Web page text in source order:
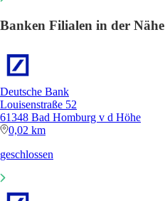
Banken Filialen in der Nähe
Deutsche Bank
Louisenstraße 52
61348 Bad Homburg v d Höhe
0,02 km
geschlossen